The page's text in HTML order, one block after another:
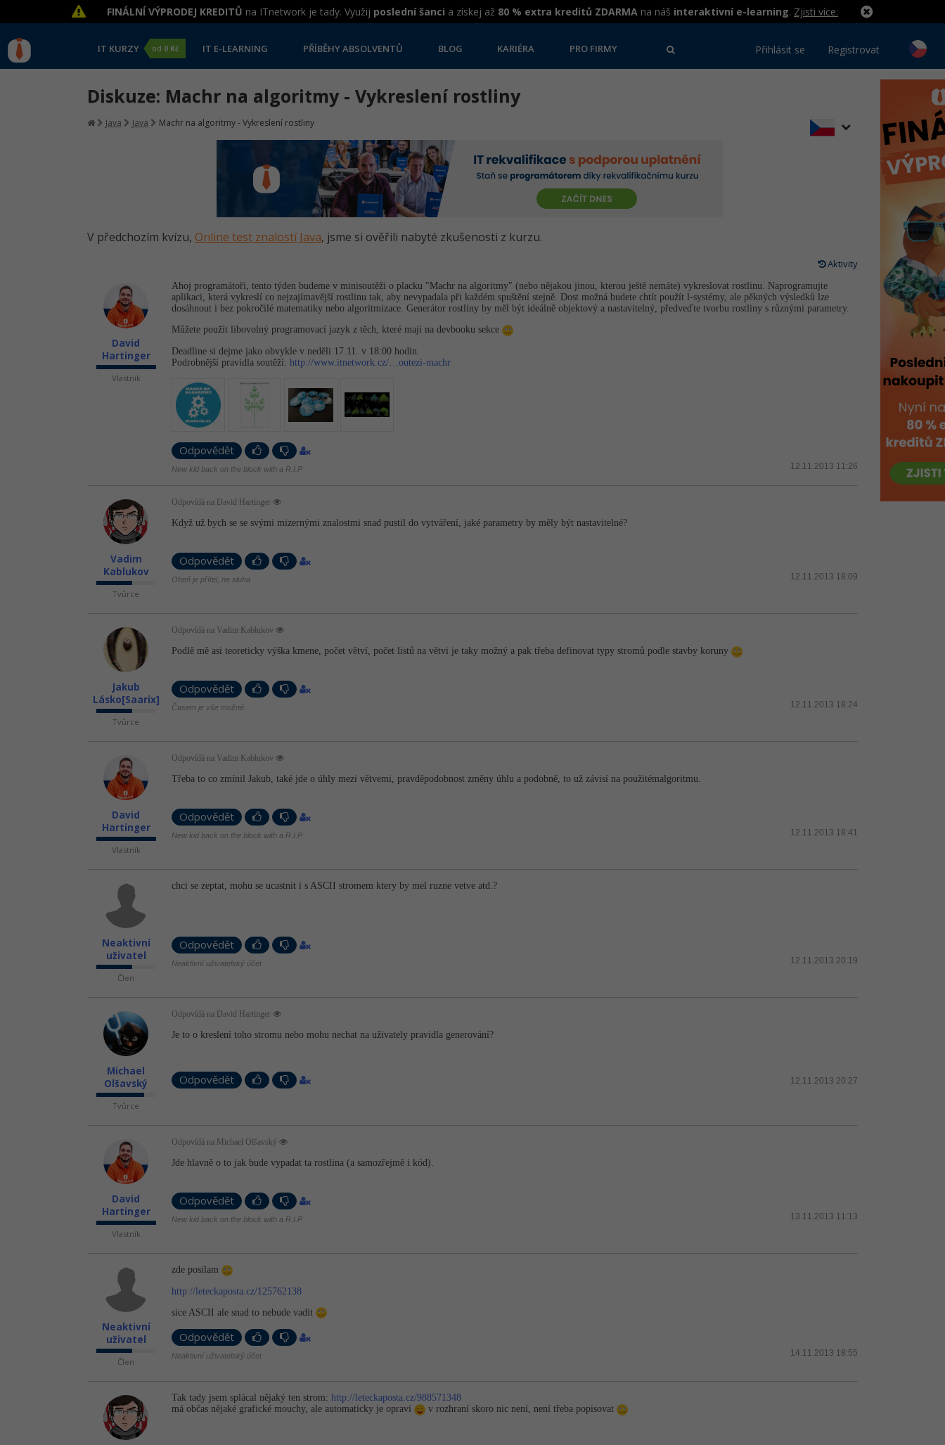
FINÁLNÍ VÝPRODEJ KREDITŮ na ITnetwork je tady. Využij poslední šanci a získej až 80 % extra kreditů ZDARMA na náš interaktivní e-learning. Zjisti více:
IT KURZY od 0 Kč IT E-LEARNING PŘÍBĚHY ABSOLVENTŮ BLOG KARIÉRA PRO FIRMY Přihlásit se Registrovat
Diskuze: Machr na algoritmy - Vykreslení rostliny
Java Java Machr na algoritmy - Vykreslení rostliny
V předchozím kvízu, Online test znalostí Java, jsme si ověřili nabyté zkušenosti z kurzu.
Aktivity
David
Hartinger
Vlastník
Ahoj programátoři, tento týden budeme v minisoutěži o placku "Machr na algoritmy" (nebo nějakou jinou, kterou ještě nemáte) vykreslovat rostlinu. Naprogramujte
aplikaci, která vykreslí co nejzajímavější rostlinu tak, aby nevypadala při každém spuštění stejně. Dost možná budete chtít použít l-systémy, ale pěkných výsledků lze
dosáhnout i bez pokročilé matematiky nebo algoritmizace. Generátor rostliny by měl být ideálně objektový a nastavitelný, předveďte tvorbu rostliny s různými parametry.
Můžete použít libovolný programovací jazyk z těch, které mají na devbooku sekce
Deadline si dejme jako obvykle v neděli 17.11. v 18:00 hodin.
Podrobnější pravidla soutěží: http://www.itnetwork.cz/…outezi-machr
Odpovědět
12.11.2013 11:26
New kid back on the block with a R.I.P
Vadim
Kablukov
Tvůrce
Odpovídá na David Hartinger
Když už bych se se svými mizernými znalostmi snad pustil do vytváření, jaké parametry by měly být nastavitelné?
Odpovědět
12.11.2013 18:09
Oheň je přítel, ne sluha
Jakub
Lásko[Saarix]
Tvůrce
Odpovídá na Vadim Kablukov
Podlě mě asi teoreticky výška kmene, počet větví, počet listů na větvi je taky možný a pak třeba definovat typy stromů podle stavby koruny
Odpovědět
12.11.2013 18:24
Časem je vše možné.
David
Hartinger
Vlastník
Odpovídá na Vadim Kablukov
Třeba to co zmínil Jakub, také jde o úhly mezi větvemi, pravděpodobnost změny úhlu a podobně, to už závisí na použitémalgoritmu.
Odpovědět
12.11.2013 18:41
New kid back on the block with a R.I.P
Neaktivní
uživatel
Člen
chci se zeptat, mohu se ucastnit i s ASCII stromem ktery by mel ruzne vetve atd.?
Odpovědět
12.11.2013 20:19
Neaktivní uživatelský účet
Michael
Olšavský
Tvůrce
Odpovídá na David Hartinger
Je to o kreslení toho stromu nebo mohu nechat na uživately pravidla generování?
Odpovědět 12.11.2013 20:27
David
Hartinger
Vlastník
Odpovídá na Michael Olšavský
Jde hlavně o to jak bude vypadat ta rostlina (a samozřejmě i kód).
Odpovědět
13.11.2013 11:13
New kid back on the block with a R.I.P
Neaktivní
uživatel
Člen
zde posilam
http://leteckaposta.cz/125762138
sice ASCII ale snad to nebude vadit
Odpovědět
14.11.2013 18:55
Neaktivní uživatelský účet
Tak tady jsem splácal nějaký ten strom: http://leteckaposta.cz/988571348
má občas nějaké grafické mouchy, ale automaticky je opraví
v rozhraní skoro nic není, není třeba popisovat